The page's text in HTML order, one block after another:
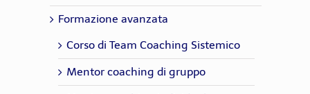
Formazione avanzata
Corso di Team Coaching Sistemico
Mentor coaching di gruppo